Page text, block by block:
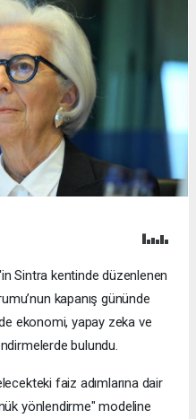
Sintra kentinde düzenlenen
kapanış gününde
ekonomi, yapay zeka ve
bulundu.
faiz adımlarına dair
yönlendirme" modeline